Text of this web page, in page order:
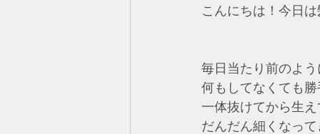
こんにちは！今日
毎日当たり前のよ
何もしてなくても
一体抜けてから生
だんだん細くなっ